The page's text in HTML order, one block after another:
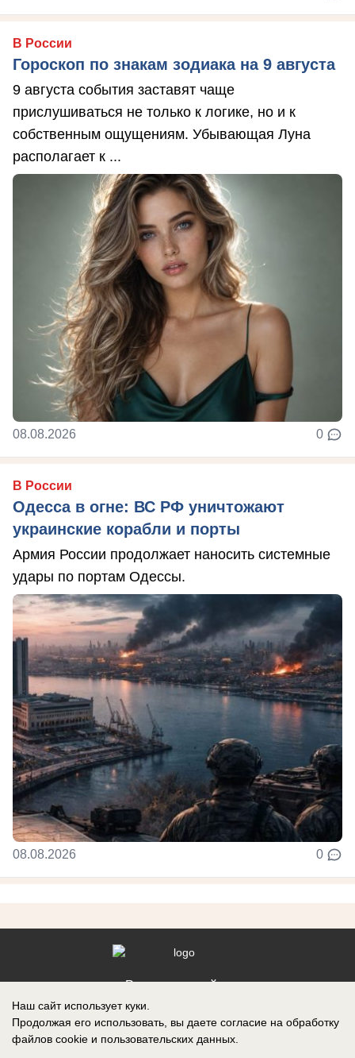
В России
Гороскоп по знакам зодиака на 9 августа
9 августа события заставят чаще
прислушиваться не только к логике, но и к
собственным ощущениям. Убывающая Луна
располагает к ...
08.08.2026 0
В России
Одесса в огне: ВС РФ уничтожают
украинские корабли и порты
Армия России продолжает наносить системные
удары по портам Одессы.
08.08.2026 0
Реклама на сайте
Наш сайт использует куки.
Продолжая его использовать, вы даете согласие на обработку
файлов cookie и пользовательских данных.